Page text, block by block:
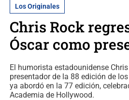
Los Originales
Chris Rock
Óscar como
El humorista estadounidense
presentador de la 88 edición de
ya abordó en la 77 edición,
Academia de Hollywood.